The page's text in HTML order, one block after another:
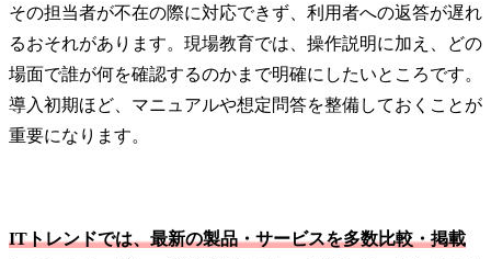
その担当者が不在の際に対応できず、利用者への返答が遅れ
るおそれがあります。現場教育では、操作説明に加え、どの
場面で誰が何を確認するのかまで明確にしたいところです。
導入初期ほど、マニュアルや想定問答を整備しておくことが
重要になります。
ITトレンドでは、最新の製品・サービスを多数比較・掲載